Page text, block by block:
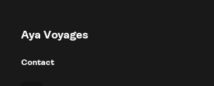
Aya Voyages
Contact